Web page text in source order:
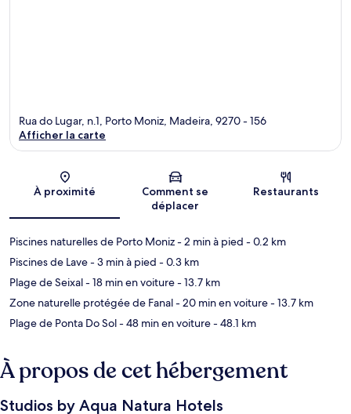
Carte
Rua do Lugar, n.1, Porto Moniz, Madeira, 9270 - 156
Afficher la carte
À proximité
Comment se
déplacer
Restaurants
Piscines naturelles de Porto Moniz- 2 min à pied - 0.2 km
Piscines de Lave- 3 min à pied - 0.3 km
Plage de Seixal- 18 min en voiture- 13.7 km
Zone naturelle protégée de Fanal- 20 min en voiture- 13.7 km
Plage de Ponta Do Sol- 48 min en voiture- 48.1 km
À propos de cet hébergement
Studios by Aqua Natura Hotels